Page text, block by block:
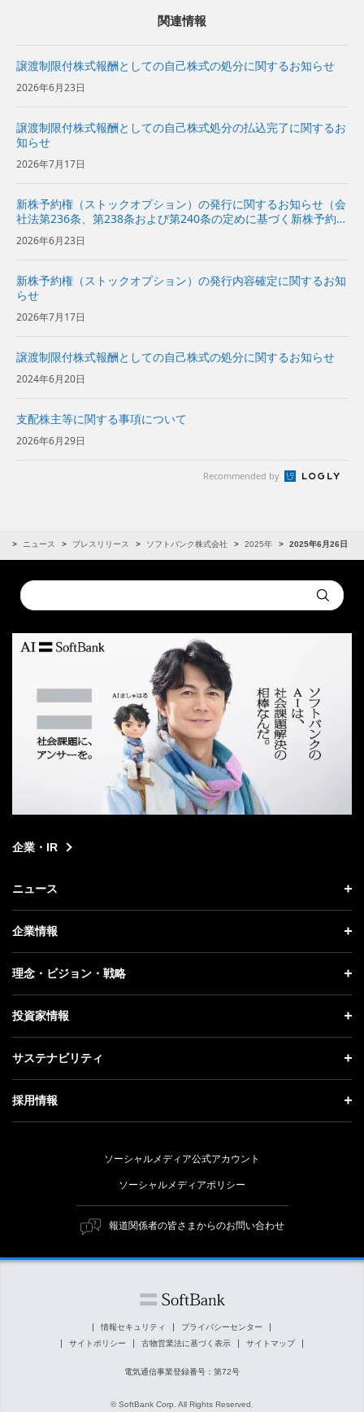
関連情報
譲渡制限付株式報酬としての自己株式の処分に関するお知らせ
2026年6月23日
譲渡制限付株式報酬としての自己株式処分の払込完了に関するお
知らせ
2026年7月17日
新株予約権（ストックオプション）の発行に関するお知らせ（会
社法第236条、第238条および第240条の定めに基づく新株予約権
の発行）
2026年6月23日
新株予約権（ストックオプション）の発行内容確定に関するお知
らせ
2026年7月17日
譲渡制限付株式報酬としての自己株式の処分に関するお知らせ
2024年6月20日
支配株主等に関する事項について
2026年6月29日
Recommended by
ニュース プレスリリース ソフトバンク株式会社 2025年 2025年6月26日
Conduct
a
Submit
企業・IR
ニュース
ニュース トップ
プレスリリース
更新情報
記者説明会
企業情報
企業情報 トップ
社長メッセージ
事業紹介
ガバナンス
理念・ビジョン・戦略
理念・ビジョン・戦略 トップ
成長戦略「Activate AI for Society」
人材戦略
投資家情報
投資家情報 トップ
経営方針
個人投資家の皆さまへ
株式と社債について
サステナビリティ
サステナビリティ トップ
トップメッセージ
ESG方針・体制
マテリアリティ（重要課題）
ESGの主な取り組み
外部評価・イニシアチブ
採用情報
障がい者採用
ソーシャルメディア公式アカウント
ソーシャルメディアポリシー
報道関係者の皆さまからのお問い合わせ
情報セキュリティ
プライバシーセンター
サイトポリシー
古物営業法に基づく表示 サイトマップ
電気通信事業登録番号：第72号
© SoftBank Corp. All Rights Reserved.